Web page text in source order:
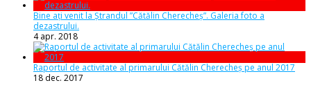
Bine ați venit la Ștrandul ”Cătălin Cherecheș”. Galeria foto a
dezastrului.
4 apr. 2018
Raportul de activitate al primarului Cătălin Cherecheș pe anul 2017
18 dec. 2017